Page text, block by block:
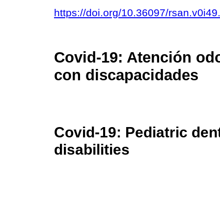
https://doi.org/10.36097/
Covid-19: Atención
con discapacidades
Covid-19: Pediatric
disabilities